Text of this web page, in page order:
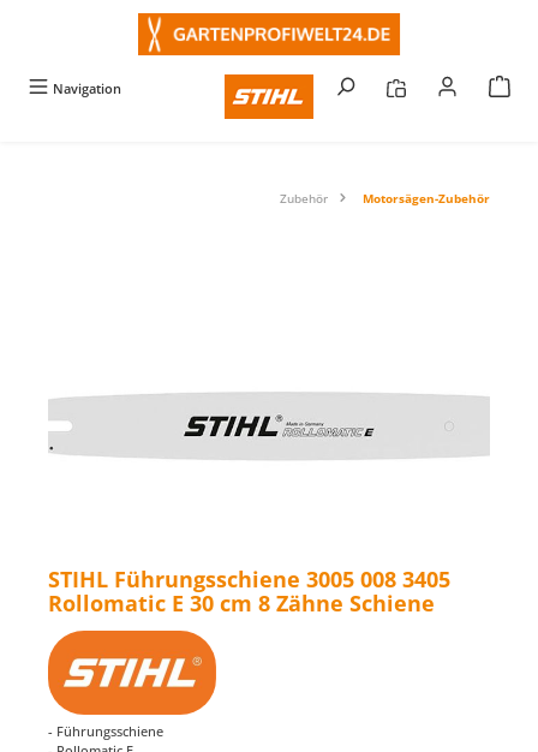
Navigation
Zubehör Motorsägen-Zubehör
STIHL Führungsschiene 3005 008 3405
Rollomatic E 30 cm 8 Zähne Schiene
- Führungsschiene